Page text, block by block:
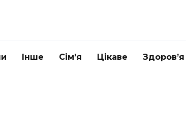
Інше Сім’я Цікаве Здоров’я